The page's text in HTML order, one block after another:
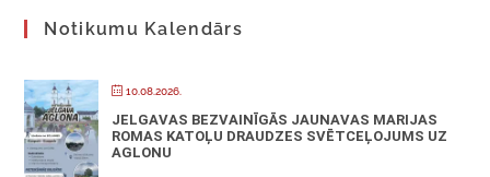
Notikumu Kalendārs
10.08.2026.
JELGAVAS BEZVAINĪGĀS JAUNAVAS MARIJAS
ROMAS KATOĻU DRAUDZES SVĒTCEĻOJUMS UZ
AGLONU